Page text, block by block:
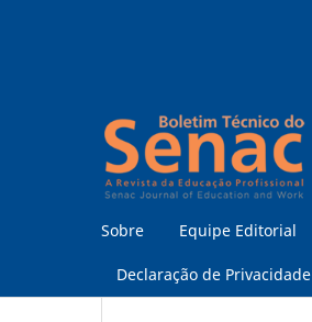
Sobre Equipe Editorial
Declaração de Privacidade